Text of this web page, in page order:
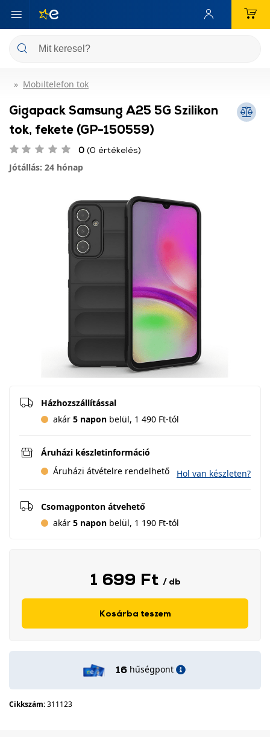
Mobiltelefon tok
Gigapack Samsung A25 5G Szilikon
tok, fekete (GP-150559)
0 (0 értékelés)
Jótállás: 24 hónap
Házhozszállítással
akár 5 napon belül, 1 490 Ft-tól
Áruházi készletinformáció
Áruházi átvételre rendelhető
Hol van készleten?
Csomagponton átvehető
akár 5 napon belül, 1 190 Ft-tól
1 699 Ft / db
Kosárba teszem
16 hűségpont
Cikkszám:311123